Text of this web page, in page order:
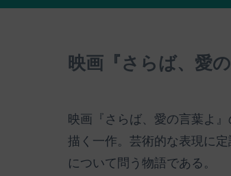
映画『さらば、愛
映画『さらば、愛の言葉よ
描く一作。芸術的な表現に
について問う物語である。